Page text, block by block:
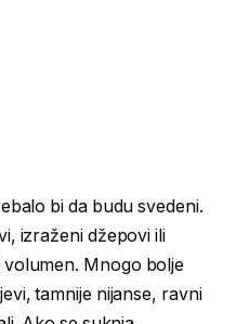
bi da budu svedeni.
izraženi džepovi ili
Mnogo bolje
tamnije nijanse, ravni